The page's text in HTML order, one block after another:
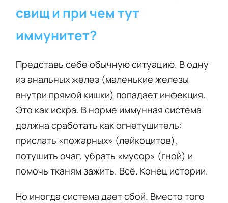
свищ и при чем тут
иммунитет?
Представь себе обычную ситуацию. В одну
из анальных желез (маленькие железы
внутри прямой кишки) попадает инфекция.
Это как искра. В норме иммунная система
должна сработать как огнетушитель:
прислать «пожарных» (лейкоцитов),
потушить очаг, убрать «мусор» (гной) и
помочь тканям зажить. Всё. Конец истории.
Но иногда система дает сбой. Вместо того